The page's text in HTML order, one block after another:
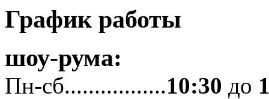
График работы
шоу-рума:
Пн-сб.................10:30 до